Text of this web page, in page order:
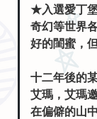
★入選愛丁
奇幻等世界
好的閨蜜，
十二年後的
艾瑪，艾瑪
在偏僻的山中